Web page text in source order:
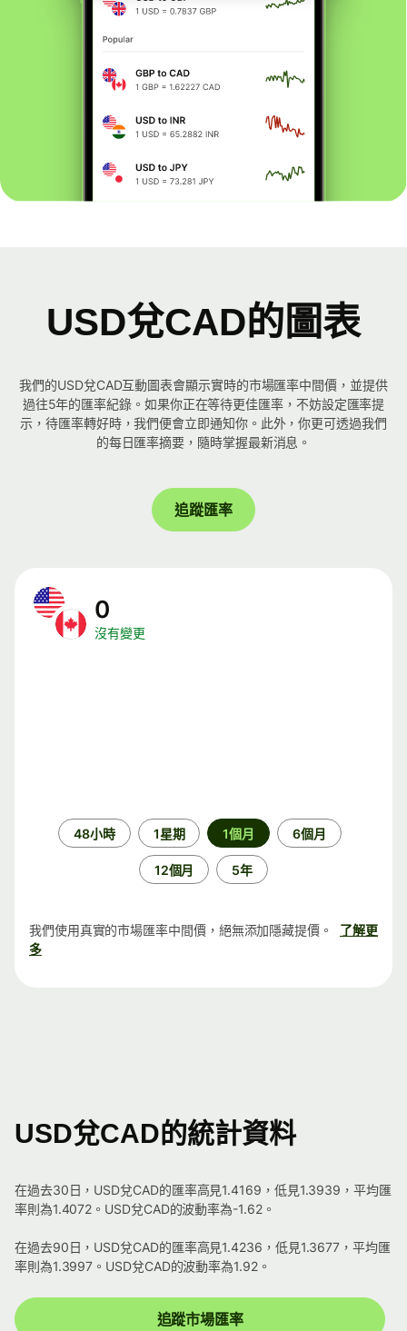
USD兌CAD的圖表
我們的USD兌CAD互動圖表會顯示實時的市場匯率中間價，並提供
過往5年的匯率紀錄。如果你正在等待更佳匯率，不妨設定匯率提
示，待匯率轉好時，我們便會立即通知你。此外，你更可透過我們
的每日匯率摘要，隨時掌握最新消息。
追蹤匯率
0
沒有變更
48小時 1星期 1個月 6個月
12個月 5年
我們使用真實的市場匯率中間價，絕無添加隱藏提價。
了解更
多
USD兌CAD的統計資料
在過去30日，USD兌CAD的匯率高見1.4169，低見1.3939，平均匯
率則為1.4072。USD兌CAD的波動率為-1.62。
在過去90日，USD兌CAD的匯率高見1.4236，低見1.3677，平均匯
率則為1.3997。USD兌CAD的波動率為1.92。
追蹤市場匯率